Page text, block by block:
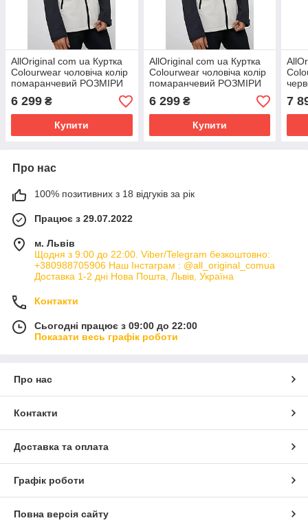
AllOriginal com ua Куртка
Colourwear чоловіча колір
помаранчевий РОЗМІРИ
ЗАПИТУЙТЕ
6 299 ₴
Купити
AllOriginal com ua Куртка
Colourwear чоловіча колір
помаранчевий РОЗМІРИ
ЗАПИТУЙТЕ
6 299₴
Купити
7
Про нас
100% позитивних з 18 відгуків за рік
Працює з 29.07.2022
м. Львів
Щодня з 9:00 до 22:00. Viber/Telegram безкоштовно:
+380988705906 Наш Інстаграм : @all_original_comua
Доставка 1-2 дні Нова Пошта, Львів, Україна
Контакти
Сьогодні працює з 09:00 до 22:00
Показати весь графік роботи
Про нас
Контакти
Доставка та оплата
Графік роботи
Повна версія сайту